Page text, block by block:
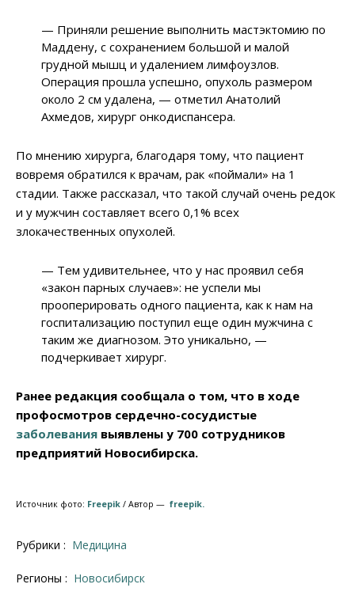
— Приняли решение выполнить мастэктомию по
Маддену, с сохранением большой и малой
грудной мышц и удалением лимфоузлов.
Операция прошла успешно, опухоль размером
около 2 см удалена, — отметил Анатолий
Ахмедов, хирург онкодиспансера.
По мнению хирурга, благодаря тому, что пациент
вовремя обратился к врачам, рак «поймали» на 1
стадии. Также рассказал, что такой случай очень редок
и у мужчин составляет всего 0,1% всех
злокачественных опухолей.
— Тем удивительнее, что у нас проявил себя
«закон парных случаев»: не успели мы
прооперировать одного пациента, как к нам на
госпитализацию поступил еще один мужчина с
таким же диагнозом. Это уникально, —
подчеркивает хирург.
Ранее редакция сообщала о том, что в ходе
профосмотров сердечно-сосудистые
заболевания выявлены у 700 сотрудников
предприятий Новосибирска.
Источник фото: Freepik / Автор — freepik.
Рубрики : Медицина
Регионы : Новосибирск